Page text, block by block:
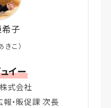
子
きこ）
イー
式会社
報・販促課 次長